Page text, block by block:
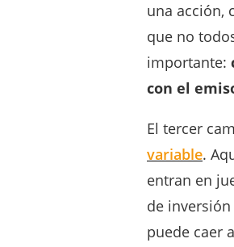
una acción,
que no
importante:
con el
El tercer
variable.
entran en
de
puede caer